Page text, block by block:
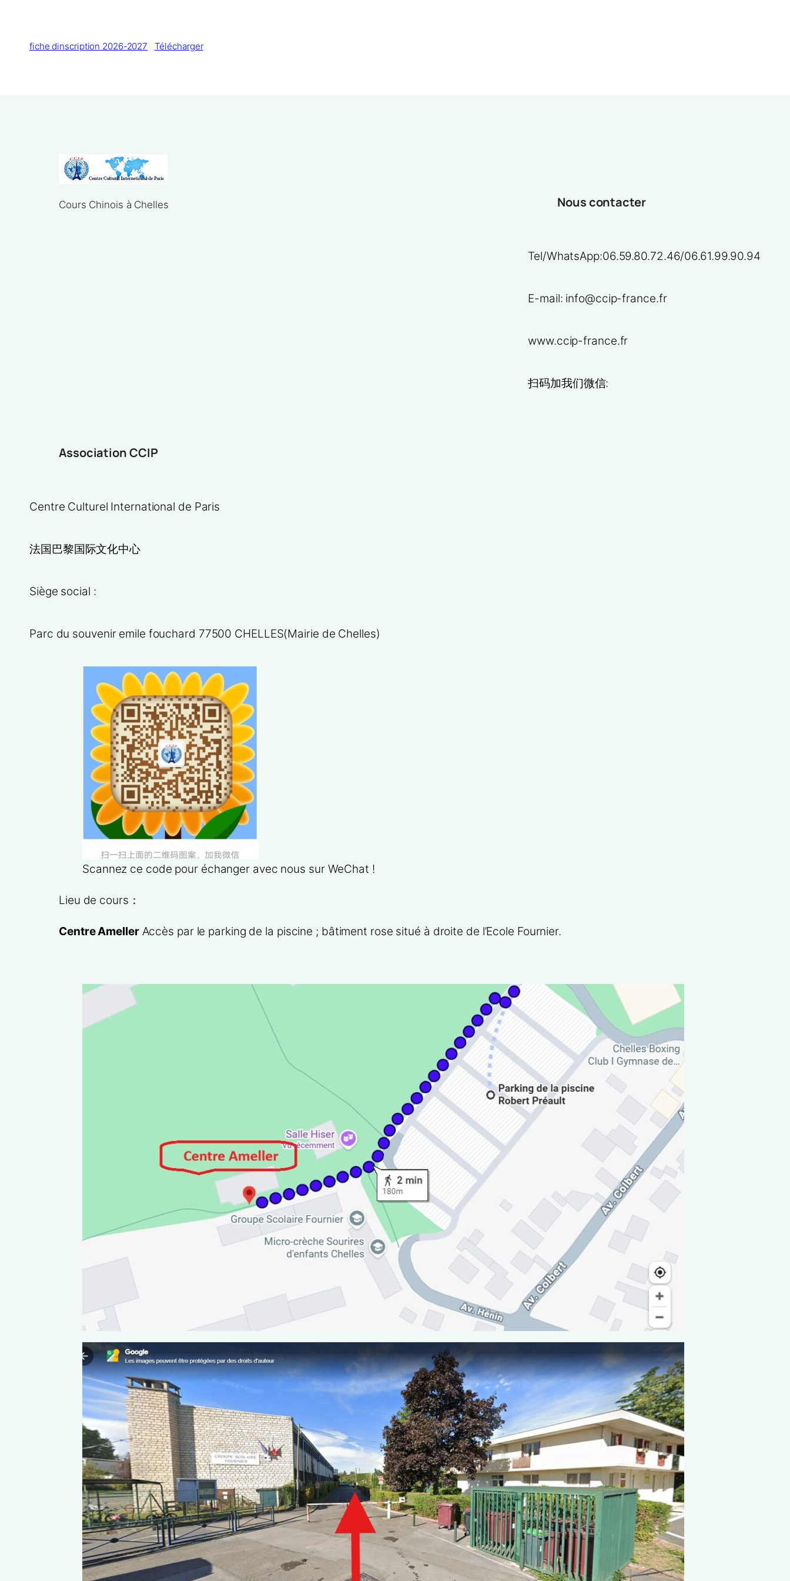
fiche dinscription 2026-2027 Télécharger
Cours Chinois à Chelles Nous contacter
Tel/WhatsApp:06.59.80.72.46/06.61.99.90.94
E-mail: info@ccip-france.fr
www.ccip-france.fr
扫码加我们微信:
Association CCIP
Centre Culturel International de Paris
法国巴黎国际文化中心
Siège social :
Parc du souvenir emile fouchard 77500 CHELLES(Mairie de Chelles)
Scannez ce code pour échanger avec nous sur WeChat !
Lieu de cours：
Centre AmellerAccès par le parking de la piscine ; bâtiment rose situé à droite de l’Ecole Fournier.